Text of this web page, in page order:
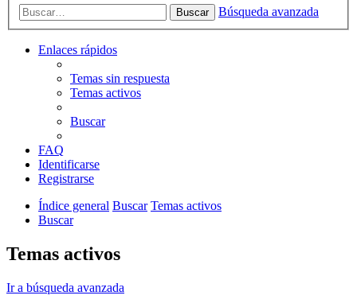
Buscar Búsqueda avanzada
Enlaces rápidos
Temas sin respuesta
Temas activos
Buscar
FAQ
Identificarse
Registrarse
Índice general Buscar Temas activos
Buscar
Temas activos
Ir a búsqueda avanzada